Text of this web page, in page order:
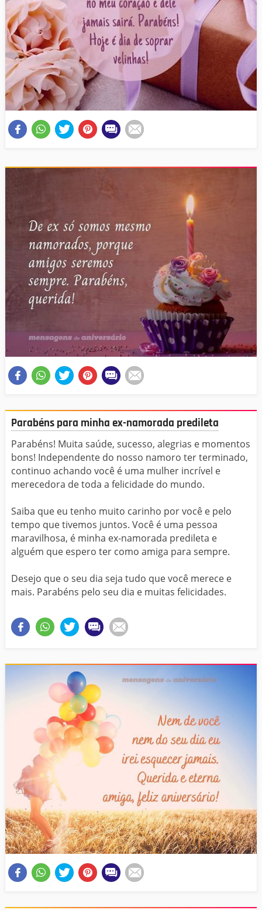
Parabéns para minha ex-namorada predileta
Parabéns! Muita saúde, sucesso, alegrias e momentos
bons! Independente do nosso namoro ter terminado,
continuo achando você é uma mulher incrível e
merecedora de toda a felicidade do mundo.
Saiba que eu tenho muito carinho por você e pelo
tempo que tivemos juntos. Você é uma pessoa
maravilhosa, é minha ex-namorada predileta e
alguém que espero ter como amiga para sempre.
Desejo que o seu dia seja tudo que você merece e
mais. Parabéns pelo seu dia e muitas felicidades.